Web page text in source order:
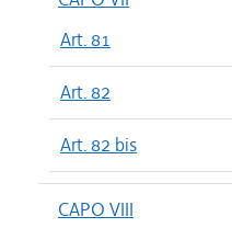
Art. 81
Art. 82
Art. 82 bis
CAPO VIII